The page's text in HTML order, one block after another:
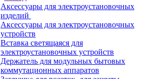
Аксессуары для электроустановочных
изделий
Аксессуары для электроустановочных
устройств
Вставка светящаяся для
электроустановочных устройств
Держатель для модульных бытовых
коммутационных аппаратов